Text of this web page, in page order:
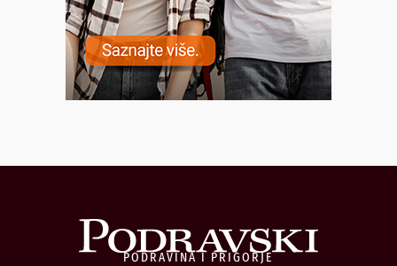
PODRAVINA I PRIGORJE